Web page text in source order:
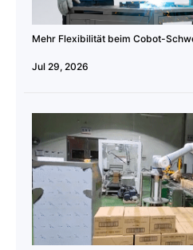
Mehr Flexibilität beim Cobot-
Jul 29, 2026